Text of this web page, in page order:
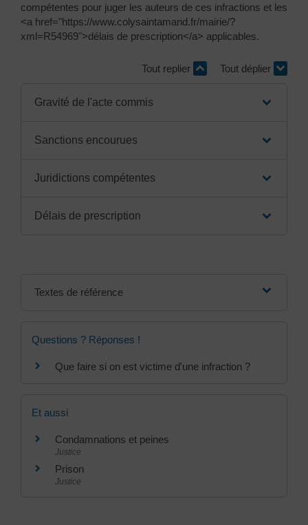
compétentes pour juger les auteurs de ces infractions et les
<a href="https://www.colysaintamand.fr/mairie/?
xml=R54969">délais de prescription</a> applicables.
Tout replier Tout déplier
Gravité de l'acte commis
Sanctions encourues
Juridictions compétentes
Délais de prescription
Textes de référence
Questions ? Réponses !
Que faire si on est victime d'une infraction ?
Et aussi
Condamnations et peines
Justice
Prison
Justice